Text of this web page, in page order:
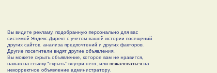
Вы видите рекламу, подобранную персонально для вас
системой Яндекс.Директ с учетом вашей истории посещений
других сайтов, анализа предпочтений и других факторов.
Другие посетители видят другие объявления.
Вы можете скрыть объявление, которое вам не нравится,
нажав на ссылку "скрыть" внутри него, или пожаловаться на
некорректное объявление администратору.